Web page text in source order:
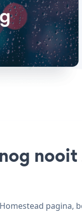
nooit
pagina,